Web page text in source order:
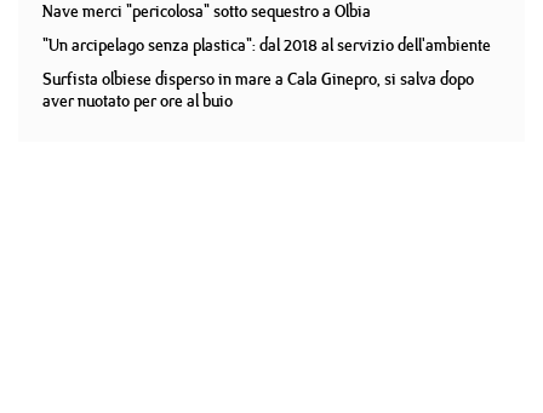
Nave merci "pericolosa" sotto sequestro a Olbia
"Un arcipelago senza plastica": dal 2018 al servizio dell'ambiente
Surfista olbiese disperso in mare a Cala Ginepro, si salva dopo
aver nuotato per ore al buio